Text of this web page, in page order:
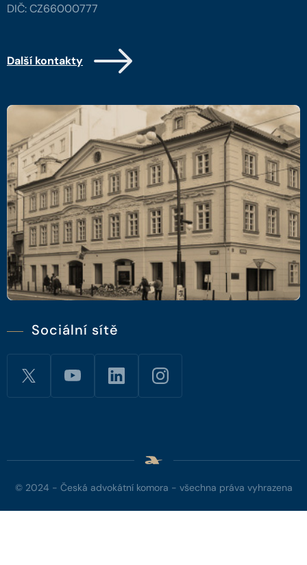
DIČ: CZ66000777
Další kontakty
Sociální sítě
© 2024 - Česká advokátní komora - všechna práva vyhrazena